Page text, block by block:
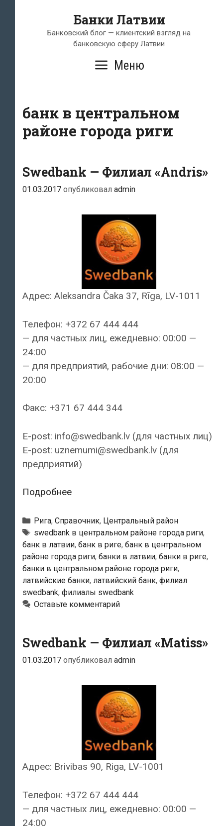
содержимому
Банки Латвии
Банковский блог — клиентский взгляд на
банковскую сферу Латвии
Меню
банк в центральном
районе города риги
Swedbank — Филиал «Andris»
01.03.2017 опубликовал admin
Адрес: Aleksandra Čaka 37, Rīga, LV-1011
Телефон: +372 67 444 444
— для частных лиц, ежедневно: 00:00 —
24:00
— для предприятий, рабочие дни: 08:00 —
20:00
Факс: +371 67 444 344
E-post: info@swedbank.lv (для частных лиц)
E-post: uznemumi@swedbank.lv (для
предприятий)
ПодробнееSwedbank
Филиал
«Andris»
Рубрики
Рига, Справочник, Центральный район
Тэги
swedbank в центральном районе города риги,
банк в латвии, банк в риге, банк в центральном
районе города риги, банки в латвии, банки в риге,
банки в центральном районе города риги,
латвийские банки, латвийский банк, филиал
swedbank, филиалы swedbank
Оставьте комментарий
Swedbank — Филиал «Matiss»
01.03.2017 опубликовал admin
Адрес: Brivibas 90, Riga, LV-1001
Телефон: +372 67 444 444
— для частных лиц, ежедневно: 00:00 —
24:00